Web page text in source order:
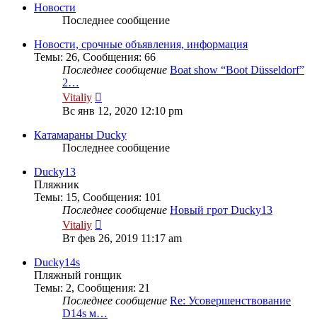
Новости
Последнее сообщение
Новости, срочные объявления, информация
Темы: 26, Сообщения: 66
Последнее сообщение Boat show “Boot Düsseldorf”
2…
Vitaliy
к
последнему
сообщению
Вс янв 12, 2020 12:10 pm
Катамараны Ducky
Последнее сообщение
Ducky13
Пляжник
Темы: 15, Сообщения: 101
Последнее сообщение Новый грот Ducky13
Vitaliy
к
последнему
Вт фев 26, 2019 11:17 am
Ducky14s
Пляжный гонщик
Темы: 2, Сообщения: 21
Последнее сообщение Re: Усовершенствование
D14s м…